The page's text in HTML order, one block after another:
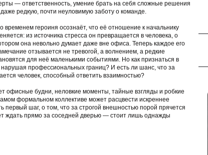
— ответственность, умение брать на себя сложные решения
редкую, почти неуловимую заботу о команде.
временем героиня осознаёт, что её отношение к начальнику
из источника стресса он превращается в человека, о
она невольно думает даже вне офиса. Теперь каждое его
отзывается не тревогой, а волнением, а редкие
для неё маленькими событиями. Но как признаться в
нарушая профессиональных границ? И есть ли шанс, что за
человек, способный ответить взаимностью?
офисные будни, неловкие моменты, тайные взгляды и робкие
формальном коллективе может расцвести искреннее
первый шаг, о том, что за строгой внешностью порой прячется
ждать прямо за соседней дверью — стоит лишь однажды